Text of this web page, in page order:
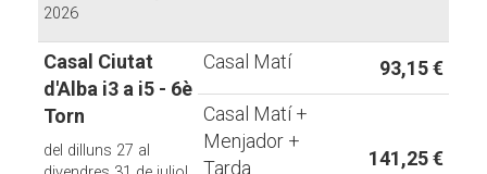
2026
Casal Ciutat
d'Alba i3 a i5 - 6è
Torn
del dilluns 27 al
Casal Matí
93,15 €
Casal Matí +
Menjador +
Tarda
141,25 €